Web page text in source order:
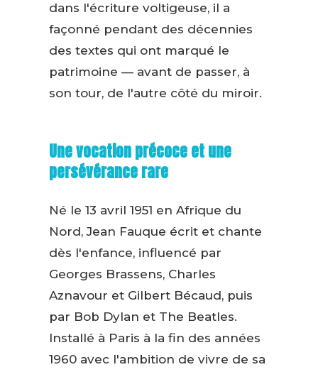
dans l'écriture voltigeuse, il a
façonné pendant des décennies
des textes qui ont marqué le
patrimoine — avant de passer, à
son tour, de l'autre côté du miroir.
Une vocation précoce et une
persévérance rare
Né le 13 avril 1951 en Afrique du
Nord, Jean Fauque écrit et chante
dès l'enfance, influencé par
Georges Brassens, Charles
Aznavour et Gilbert Bécaud, puis
par Bob Dylan et The Beatles.
Installé à Paris à la fin des années
1960 avec l'ambition de vivre de sa